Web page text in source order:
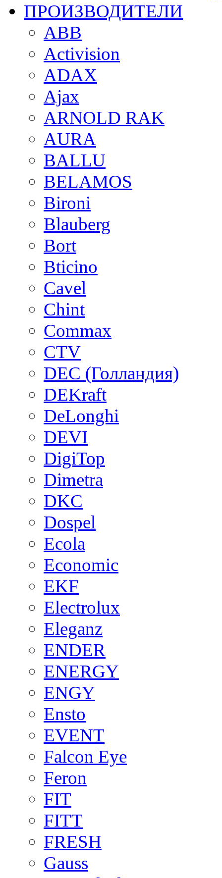
ПРОИЗВОДИТЕЛИ
ABB
Activision
ADAX
Ajax
ARNOLD RAK
AURA
BALLU
BELAMOS
Bironi
Blauberg
Bort
Bticino
Cavel
Chint
Commax
CTV
DEC (Голландия)
DEKraft
DeLonghi
DEVI
DigiTop
Dimetra
DKC
Dospel
Ecola
Economic
EKF
Electrolux
Eleganz
ENDER
ENERGY
ENGY
Ensto
EVENT
Falcon Eye
Feron
FIT
FITT
FRESH
Gauss